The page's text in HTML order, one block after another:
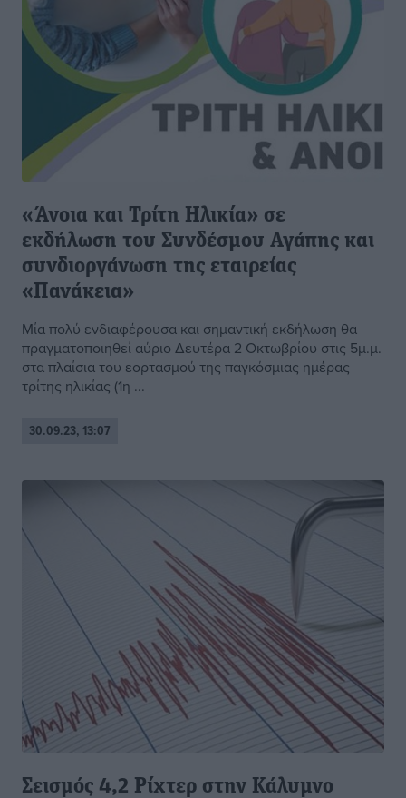
«Άνοια και Τρίτη Ηλικία» σε
εκδήλωση του Συνδέσμου Αγάπης και
συνδιοργάνωση της εταιρείας
«Πανάκεια»
Μία πολύ ενδιαφέρουσα και σημαντική εκδήλωση θα
πραγματοποιηθεί αύριο Δευτέρα 2 Οκτωβρίου στις 5μ.μ.
στα πλαίσια του εορτασμού της παγκόσμιας ημέρας
τρίτης ηλικίας (1η ...
30.09.23, 13:07
Σεισμός 4,2 Ρίχτερ στην Κάλυμνο